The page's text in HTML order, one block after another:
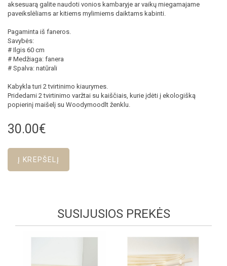
aksesuarą galite naudoti vonios kambaryje ar vaikų miegamajame
paveikslėliams ar kitiems mylimiems daiktams kabinti.
Pagaminta iš faneros.
Savybės:
# Ilgis 60 cm
# Medžiaga: fanera
# Spalva: natūrali
Kabykla turi 2 tvirtinimo kiaurymes.
Pridedami 2 tvirtinimo varžtai su kaiščiais, kurie įdėti į ekologišką
popierinį maišelį su Woodymoodlt ženklu.
30.00€
SUSIJUSIOS PREKĖS